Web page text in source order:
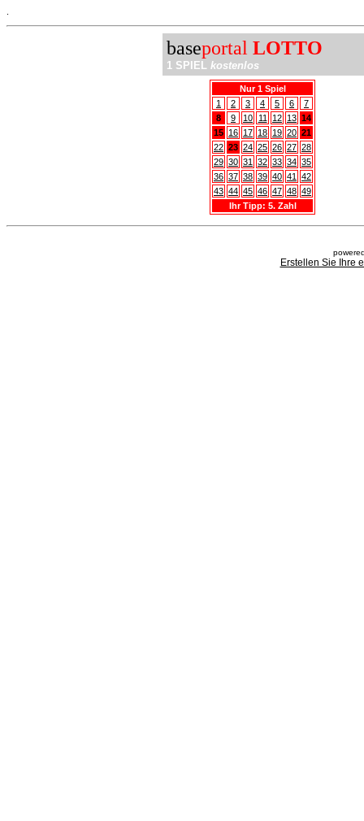
baseportal LOTTO
1 SPIEL kostenlos
Nur 1 Spiel
1
2 3 4 5 6
7
8
9 10 11 12 13 14
15 16 17 18 19 20 21
22 23 24 25 26 27 28
29 30 31 32 33 34 35
36 37 38 39 40 41
42
43 44 45 46 47 48 49
Ihr Tipp: 5. Zahl
Erstellen Sie Ihre